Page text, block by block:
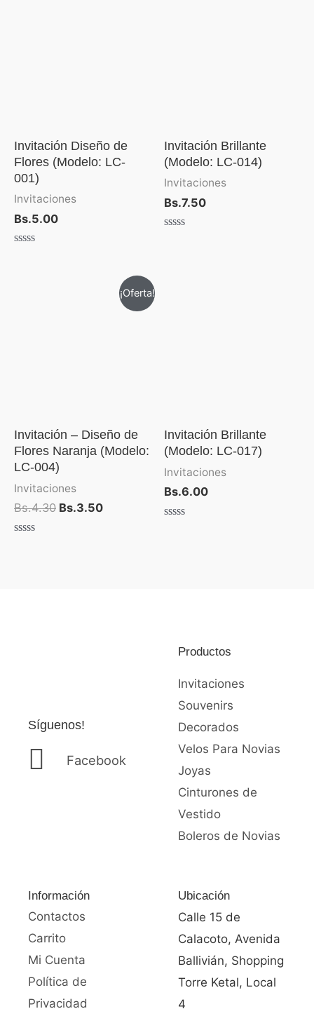
Invitación Diseño de
Flores (Modelo: LC-
001)
Invitaciones
Bs.5.00
Invitación Brillante
(Modelo: LC-014)
Invitaciones
Bs.7.50
¡Oferta!
Invitación – Diseño de
Flores Naranja (Modelo:
LC-004)
Invitaciones
Bs.4.30 Bs.3.50
precio
actual
Invitación Brillante
(Modelo: LC-017)
Invitaciones
Bs.6.00
Síguenos!
Facebook
Productos
Invitaciones
Souvenirs
Decorados
Velos Para Novias
Joyas
Cinturones de
Vestido
Boleros de Novias
Información
Contactos
Carrito
Mi Cuenta
Política de
Privacidad
Ubicación
Calle 15 de
Calacoto, Avenida
Ballivián, Shopping
Torre Ketal, Local
4